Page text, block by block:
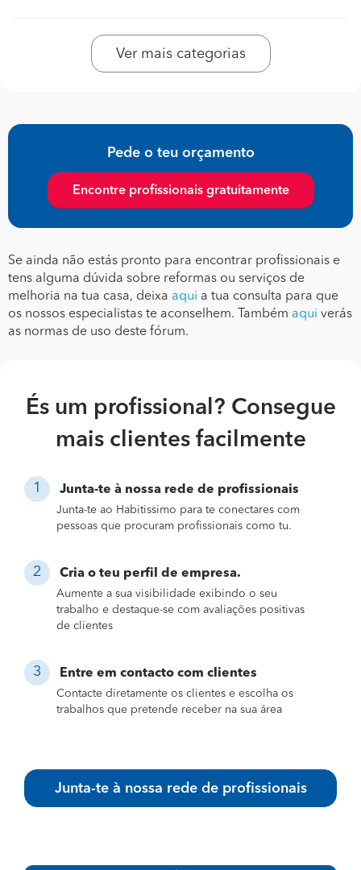
Ver mais categorias
Pede o teu orçamento
Encontre profissionais gratuitamente
Se ainda não estás pronto para encontrar profissionais e
tens alguma dúvida sobre reformas ou serviços de
melhoria na tua casa, deixa aqui a tua consulta para que
os nossos especialistas te aconselhem. Também aqui verás
as normas de uso deste fórum.
És um profissional? Consegue
mais clientes facilmente
Junta-te à nossa rede de profissionais
Junta-te ao Habitissimo para te conectares com
pessoas que procuram profissionais como tu.
Cria o teu perfil de empresa.
Aumente a sua visibilidade exibindo o seu
trabalho e destaque-se com avaliações positivas
de clientes
Entre em contacto com clientes
Contacte diretamente os clientes e escolha os
trabalhos que pretende receber na sua área
Junta-te à nossa rede de profissionais